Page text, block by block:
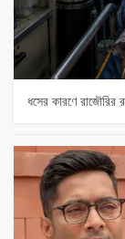
ধসের কারণে